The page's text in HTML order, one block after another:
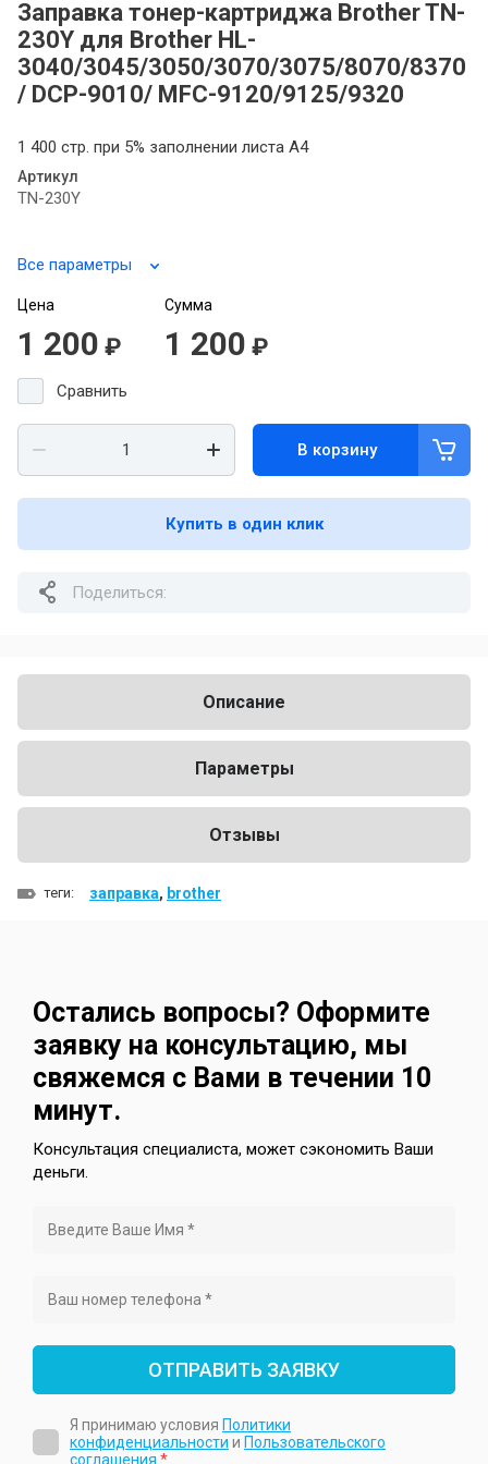
Заправка тонер-картриджа Brother TN-
230Y для Brother HL-
3040/3045/3050/3070/3075/8070/8370
/ DCP-9010/ MFC-9120/9125/9320
1 400 стр. при 5% заполнении листа А4
Артикул
TN-230Y
Все параметры
Цена
1 200 ₽
Сумма
1 200 ₽
Сравнить
В корзину
Купить в один клик
Поделиться:
Описание
Параметры
Отзывы
теги: заправка, brother
Остались вопросы? Оформите
заявку на консультацию, мы
свяжемся с Вами в течении 10
минут.
Консультация специалиста, может сэкономить Ваши
деньги.
Я принимаю условия Политики
конфиденциальности и Пользовательского
соглашения *
ОТПРАВИТЬ ЗАЯВКУ